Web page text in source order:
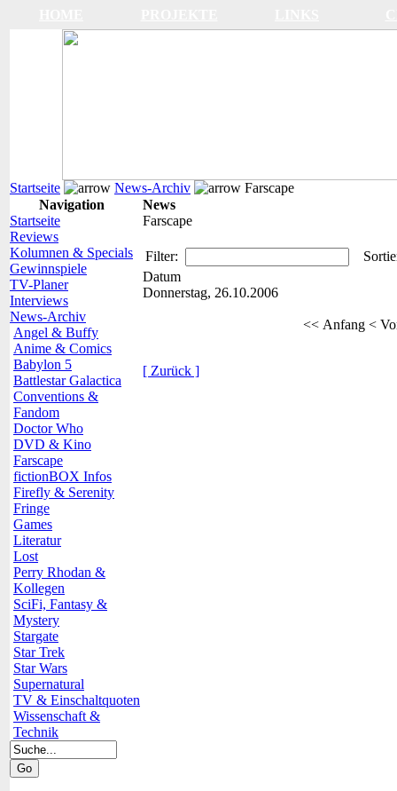
Startseite News-Archiv
Farscape
Navigation
Startseite
Reviews
Kolumnen & Specials
Gewinnspiele
TV-Planer
Interviews
News-Archiv
Angel & Buffy
Anime & Comics
Babylon 5
Battlestar Galactica
Conventions &
Fandom
Doctor Who
DVD & Kino
Farscape
fictionBOX Infos
Firefly & Serenity
Fringe
Games
Literatur
Lost
Perry Rhodan &
Kollegen
SciFi, Fantasy &
Mystery
Stargate
Star Trek
Star Wars
Supernatural
TV & Einschaltquoten
Wissenschaft &
Technik
News
Farscape
Filter:
Datum
Donnerstag, 26.10.2006
<< Anfang <
[ Zurück ]